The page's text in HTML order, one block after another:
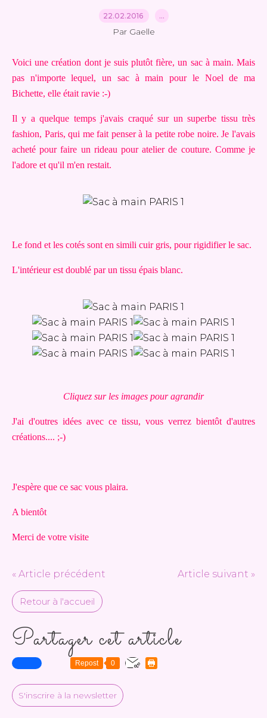
22.02.2016 …
Par Gaelle
Voici une création dont je suis plutôt fière, un sac à main. Mais
pas n'importe lequel,un sac à main pour le Noel de ma
Bichette, elle était ravie :-)
Il y a quelque temps j'avais craqué sur un superbe tissu très
fashion, Paris, qui me fait penser à la petite robe noire. Je l'avais
acheté pour faire un rideau pour atelier de couture. Comme je
l'adore et qu'il m'en restait.
Le fond et les cotés sont en simili cuir gris, pour rigidifier le sac.
L'intérieur est doublé par un tissu épais blanc.
Cliquez sur les images pour agrandir
J'ai d'outres idées avec ce tissu, vous verrez bientôt d'autres
créations.... ;-)
J'espère que ce sac vous plaira.
A bientôt
Merci de votre visite
« Article précédent Article suivant »
Retour à l'accueil
Partager cet article
Repost 0
S'inscrire à la newsletter